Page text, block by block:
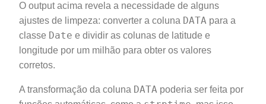
O output acima revela a necessidade de alguns
ajustes de limpeza: converter a coluna DATA para a
classe Date e dividir as colunas de latitude e
longitude por um milhão para obter os valores
corretos.
A transformação da coluna DATA poderia ser feita por